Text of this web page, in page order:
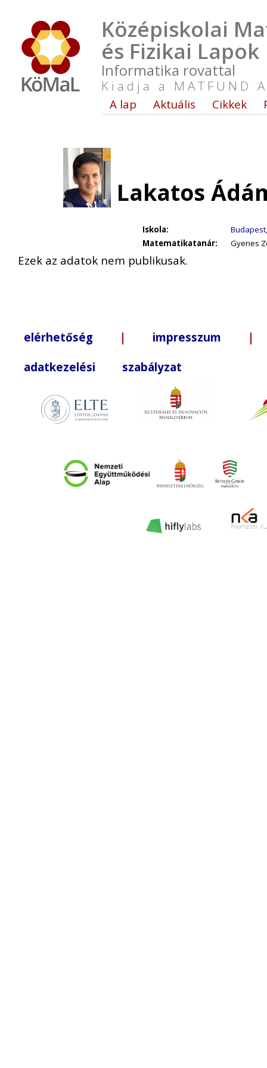
Középiskolai
és Fizikai Lapok
Informatika rovattal
Kiadja a MATFUND
A lap Aktuális Cikkek
Lakatos
Iskola:
Matematikatanár:
Gyenes
Ezek az adatok nem publikusak.
elérhetőség | impresszum |
adatkezelési szabályzat